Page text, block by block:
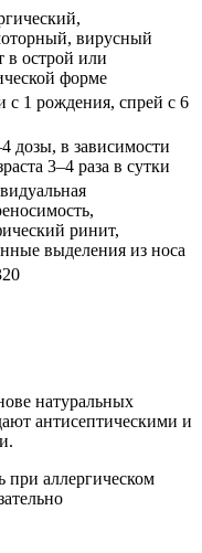
вирусный
в острой или
форме
с 1 рождения, спрей с 6
дозы, в зависимости
3–4 раза в сутки
ринит,
выделения из носа
натуральных
антисептическими и
при аллергическом